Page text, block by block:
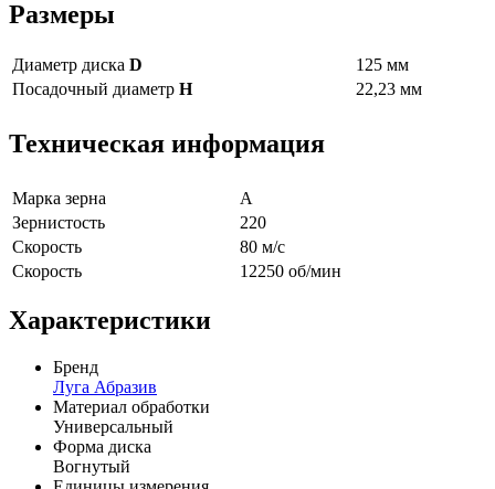
Размеры
Диаметр диска D
125 мм
Посадочный диаметр H 22,23 мм
Техническая информация
Марка зерна
А
Зернистость
220
Скорость
80 м/с
Скорость
12250 об/мин
Характеристики
Бренд
Луга Абразив
Материал обработки
Универсальный
Форма диска
Вогнутый